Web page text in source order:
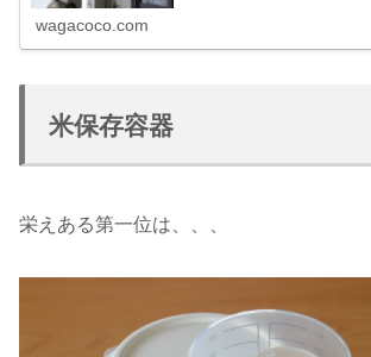
wagacoco.com
米保存容器
栄えある第一位は、、、